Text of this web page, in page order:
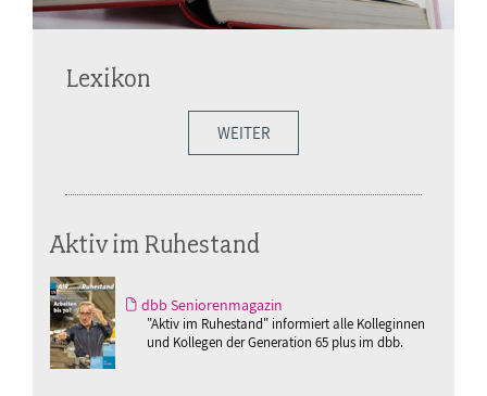
Lexikon
WEITER
Aktiv im Ruhestand
dbb Seniorenmagazin
"Aktiv im Ruhestand" informiert alle Kolleginnen
und Kollegen der Generation 65 plus im dbb.